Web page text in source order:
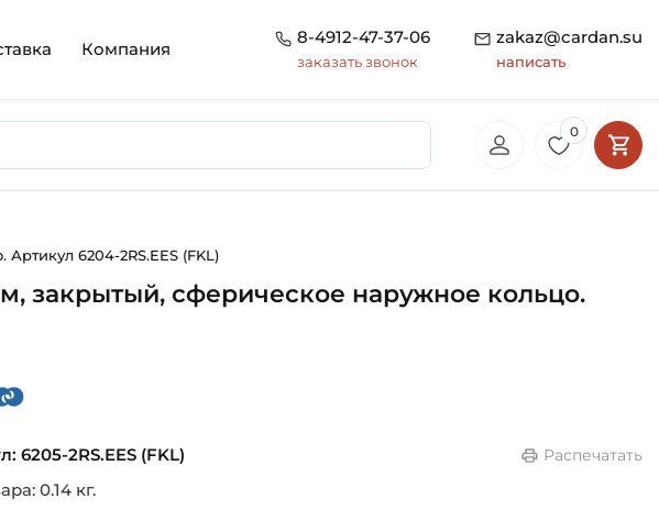
Компания
8-4912-47-37-06
заказать звонок
zakaz@cardan.su
написать
0
6204-2RS.EES (FKL)
закрытый, сферическое наружное кольцо.
6205-2RS.EES (FKL)
Распечатать
0.14 кг.